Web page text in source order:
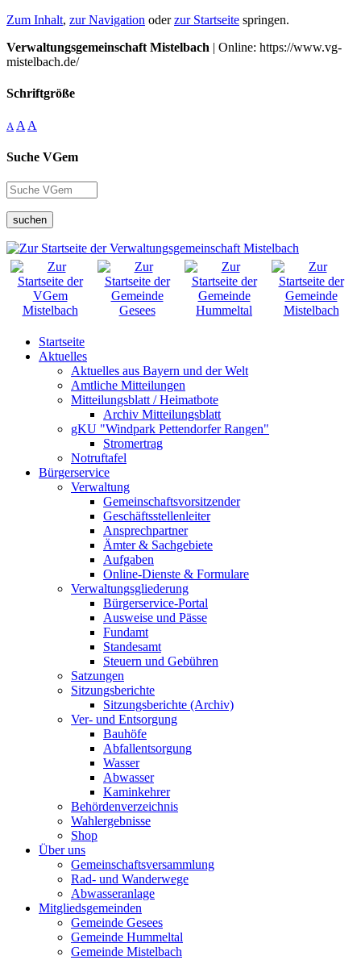
Zum Inhalt, zur Navigation oderzur Startseite springen.
Verwaltungsgemeinschaft Mistelbach | Online: https://www.vg-
mistelbach.de/
Schriftgröße
A A A
Suche VGem
suchen
Startseite
Aktuelles
Aktuelles aus Bayern und der Welt
Amtliche Mitteilungen
Mitteilungsblatt / Heimatbote
Archiv Mitteilungsblatt
gKU "Windpark Pettendorfer Rangen"
Stromertrag
Notruftafel
Bürgerservice
Verwaltung
Gemeinschaftsvorsitzender
Geschäftsstellenleiter
Ansprechpartner
Ämter & Sachgebiete
Aufgaben
Online-Dienste & Formulare
Verwaltungsgliederung
Bürgerservice-Portal
Ausweise und Pässe
Fundamt
Standesamt
Steuern und Gebühren
Satzungen
Sitzungsberichte
Sitzungsberichte (Archiv)
Ver- und Entsorgung
Bauhöfe
Abfallentsorgung
Wasser
Abwasser
Kaminkehrer
Behördenverzeichnis
Wahlergebnisse
Shop
Über uns
Gemeinschaftsversammlung
Rad- und Wanderwege
Abwasseranlage
Mitgliedsgemeinden
Gemeinde Gesees
Gemeinde Hummeltal
Gemeinde Mistelbach